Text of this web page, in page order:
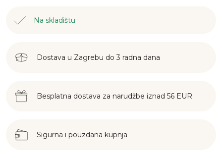
Na skladištu
Dostava u Zagrebu do 3 radna dana
Besplatna dostava za narudžbe iznad 56 EUR
Sigurna i pouzdana kupnja